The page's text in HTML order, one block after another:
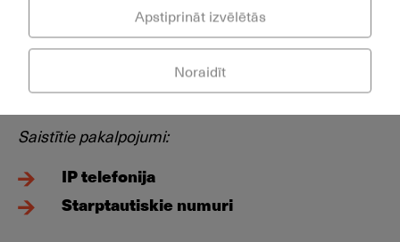
* Cena spēkā, pieslēdzot numurus pakalpojumiem:
CloudPBX, SIP Trunking, Xcally un tarifu plāniem.
Saistītie pakalpojumi:
IP telefonija
Starptautiskie numuri
Noraidīt
Apstiprināt izvēlētās